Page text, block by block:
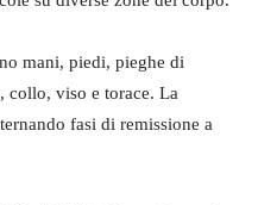
mani, piedi, pieghe di
collo, viso e torace. La
fasi di remissione a